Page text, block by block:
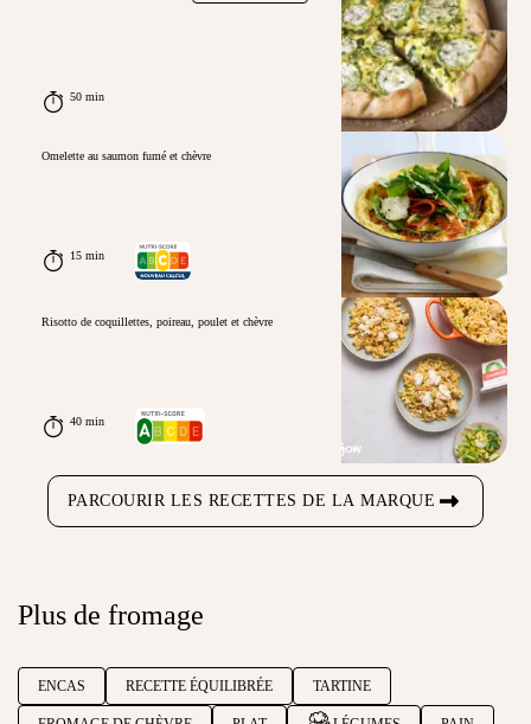
50 min
Omelette au saumon fumé et chèvre
15 min
Risotto de coquillettes, poireau, poulet et chèvre
40 min
PARCOURIR LES RECETTES DE LA MARQUE
Plus de fromage
ENCAS RECETTE ÉQUILIBRÉE TARTINE